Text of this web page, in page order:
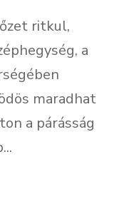
ritkul,
a
maradhat
a párásság